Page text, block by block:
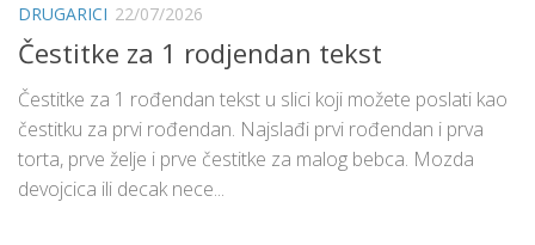
DRUGARICI 22/07/2026
Čestitke za 1 rodjendan tekst
Čestitke za 1 rođendan tekst u slici koji možete poslati kao
čestitku za prvi rođendan. Najslađi prvi rođendan i prva
torta, prve želje i prve čestitke za malog bebca. Mozda
devojcica ili decak nece...